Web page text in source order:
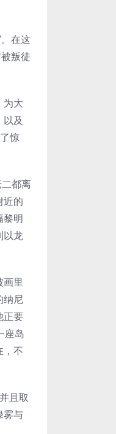
在这
叛徒
为大
及
惊
都离
近的
黎明
以龙
里
纳尼
正要
座岛
，不
且取
雾与